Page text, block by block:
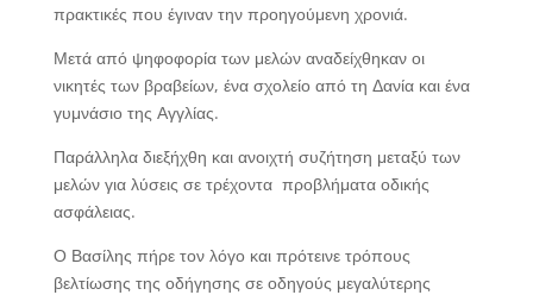
πρακτικές που έγιναν την προηγούμενη χρονιά.
Μετά από ψηφοφορία των μελών αναδείχθηκαν οι
νικητές των βραβείων, ένα σχολείο από τη Δανία και ένα
γυμνάσιο της Αγγλίας.
Παράλληλα διεξήχθη και ανοιχτή συζήτηση μεταξύ των
μελών για λύσεις σε τρέχοντα προβλήματα οδικής
ασφάλειας.
Ο Βασίλης πήρε τον λόγο και πρότεινε τρόπους
βελτίωσης της οδήγησης σε οδηγούς μεγαλύτερης